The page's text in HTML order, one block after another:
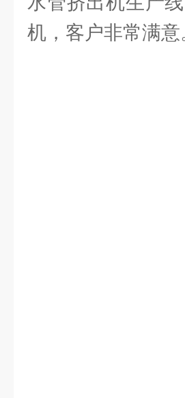
机，客户非常满意